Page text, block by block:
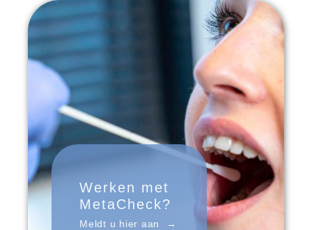
Werken met
MetaCheck?
Meldt u hier aan